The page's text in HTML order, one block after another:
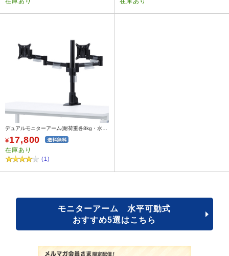
¥17,800
在庫あり
(1)
モニターアーム 水平可動式
おすすめ5選はこちら